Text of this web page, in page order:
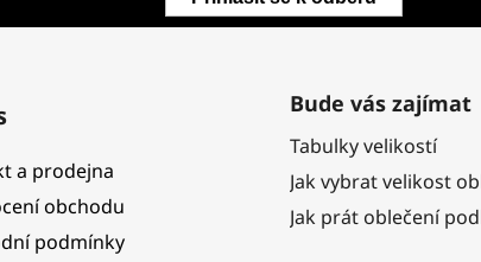
a prodejna
obchodu
podmínky
Bude vás zajímat
Tabulky velikostí
Jak vybrat velikost
Jak prát oblečení